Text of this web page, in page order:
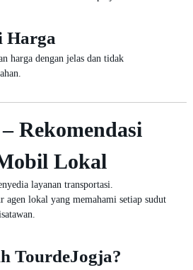
Harga
harga dengan jelas dan tidak
Rekomendasi
Lokal
layanan transportasi.
agen lokal yang memahami setiap sudut
TourdeJogja?